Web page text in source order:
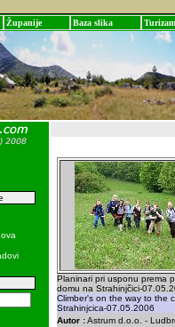
Županije Baza slika Turizam
Planinari pri usponu prema
domu na Strahinjčici-
Climber's on the way to the
Strahinjcica-07.05.2006
Autor :Astrum d.o.o. -